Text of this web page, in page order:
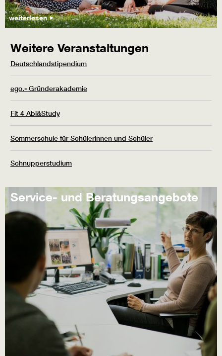
weiterlesen
Weitere Veranstaltungen
Deutschlandstipendium
ego.- Gründerakademie
Fit 4 Abi&Study
Sommerschule für Schülerinnen und Schüler
Schnupperstudium
Service- und Beratungsangebote